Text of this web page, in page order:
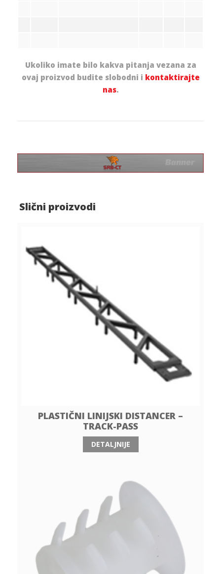
Ukoliko imate bilo kakva pitanja vezana za
ovaj proizvod budite slobodni i kontaktirajte
nas.
Slični proizvodi
PLASTIČNI LINIJSKI DISTANCER –
TRACK-PASS
DETALJNIJE